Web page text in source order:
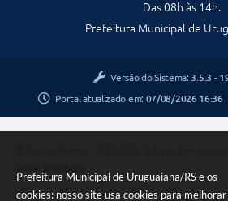
Prefeitura Municipal de Uruguaiana/RS e os
cookies: nosso site usa cookies para melhorar
Termos de Uso & Política de Privacidade
Das 08h às 14h.
Prefeitura Municipal de
Versão do Sistema: 3.5.3 -
Portal atualizado em: 07/08/2026 16:36